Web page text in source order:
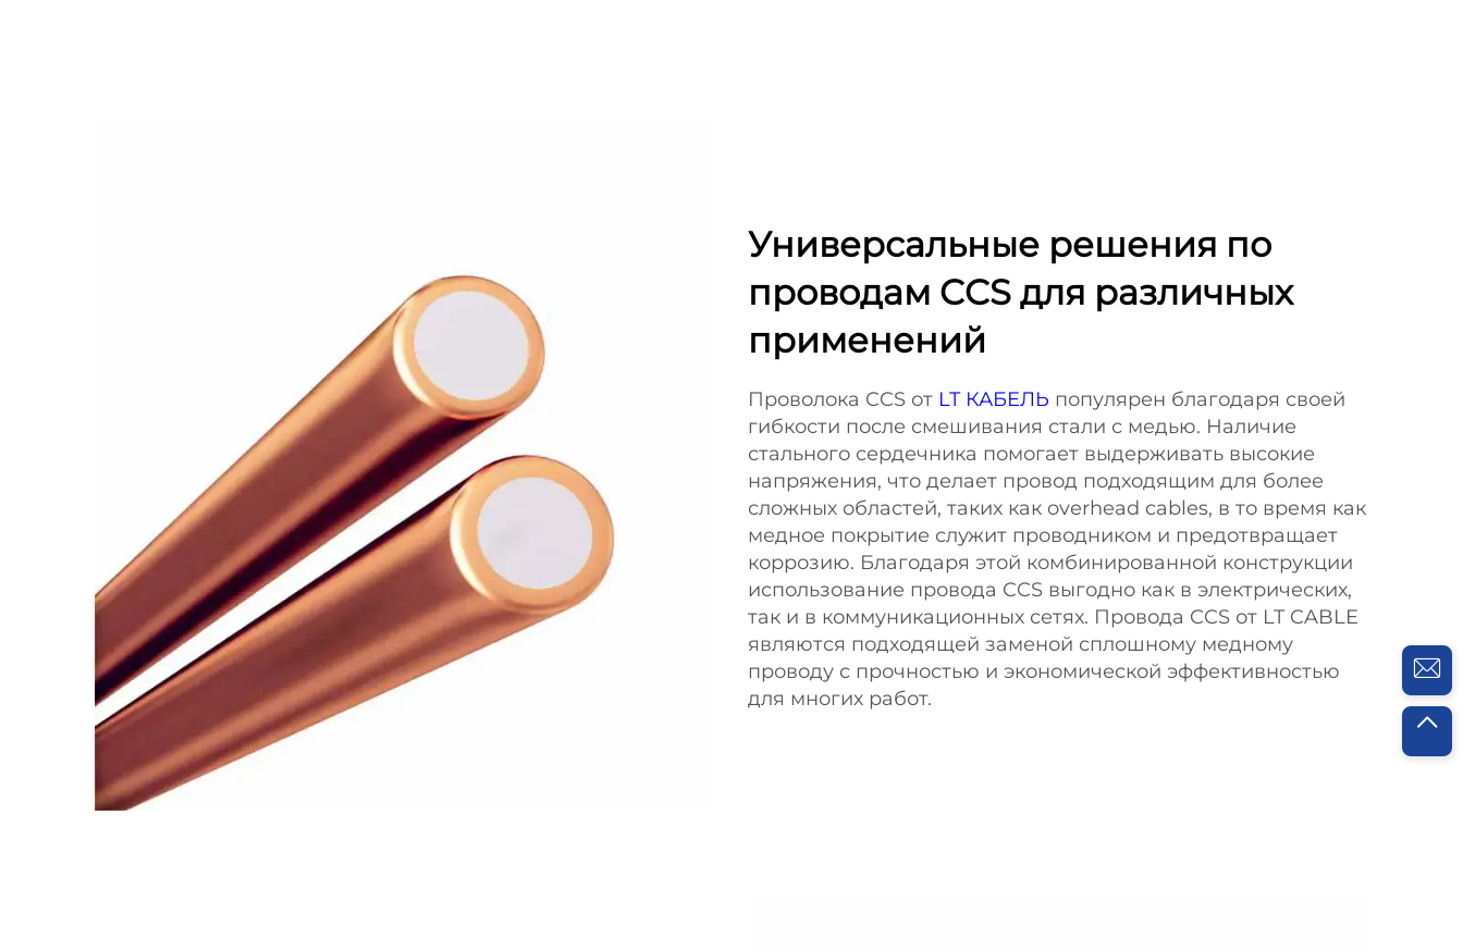
Универсальные решения по
проводам CCS для различных
применений
Проволока CCS от LT КАБЕЛЬ популярен благодаря своей
гибкости после смешивания стали с медью. Наличие
стального сердечника помогает выдерживать высокие
напряжения, что делает провод подходящим для более
сложных областей, таких как overhead cables, в то время как
медное покрытие служит проводником и предотвращает
коррозию. Благодаря этой комбинированной конструкции
использование провода CCS выгодно как в электрических,
так и в коммуникационных сетях. Провода CCS от LT CABLE
являются подходящей заменой сплошному медному
проводу с прочностью и экономической эффективностью
для многих работ.